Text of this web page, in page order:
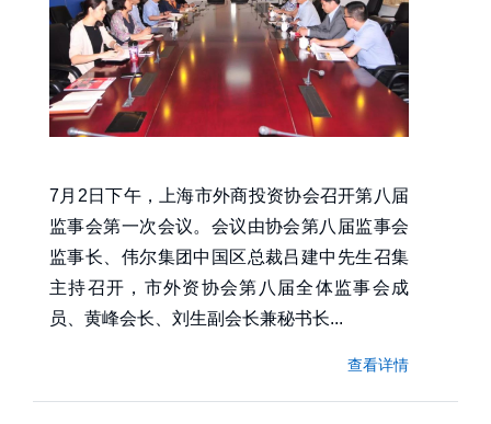
7月2日下午，上海市外商投资协会召开第八届
监事会第一次会议。会议由协会第八届监事会
监事长、伟尔集团中国区总裁吕建中先生召集
主持召开，市外资协会第八届全体监事会成
员、黄峰会长、刘生副会长兼秘书长...
查看详情